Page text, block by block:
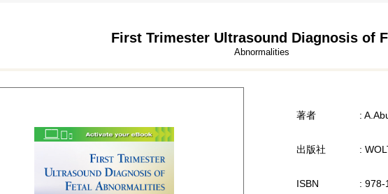
First Trimester Ultrasound Diagnosis of
Abnormalities
著者 :
出版社 :
ISBN : 978-